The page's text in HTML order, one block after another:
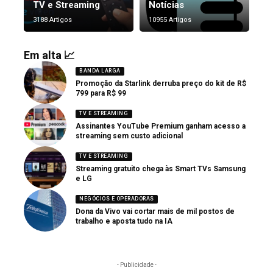
TV e Streaming
3188 Artigos
Notícias
10955 Artigos
Em alta 📈
BANDA LARGA
Promoção da Starlink derruba preço do kit de R$
799 para R$ 99
TV E STREAMING
Assinantes YouTube Premium ganham acesso a
streaming sem custo adicional
TV E STREAMING
Streaming gratuito chega às Smart TVs Samsung
e LG
NEGÓCIOS E OPERADORAS
Dona da Vivo vai cortar mais de mil postos de
trabalho e aposta tudo na IA
- Publicidade -